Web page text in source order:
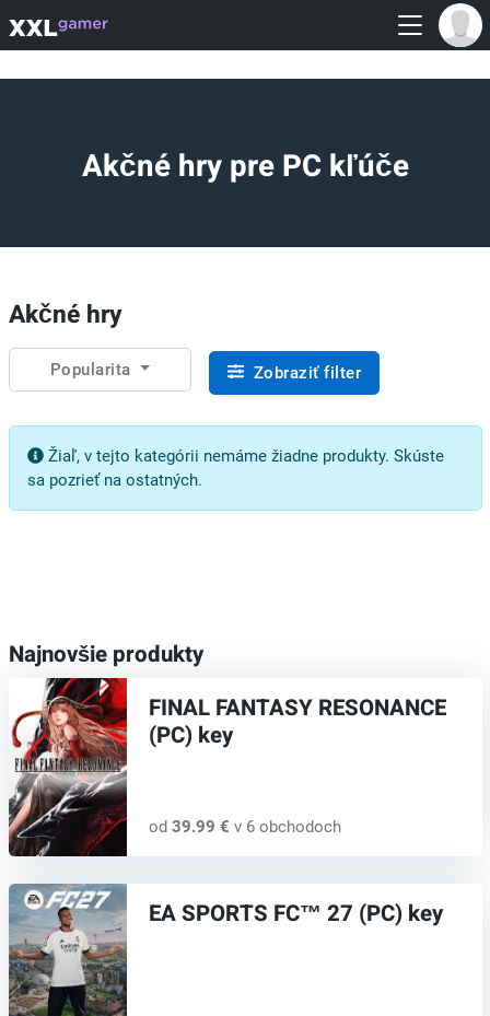
Akčné hry pre PC kľúče
Akčné hry
Popularita Zobraziť filter
Žiaľ, v tejto kategórii nemáme žiadne produkty. Skúste
sa pozrieť na ostatných.
Najnovšie produkty
FINAL FANTASY RESONANCE
(PC) key
od 39.99 € v 6 obchodoch
EA SPORTS FC™ 27 (PC) key